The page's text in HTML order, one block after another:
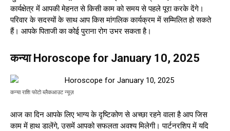
कार्यक्षेत्र में आपकी मेहनत से किसी काम को समय से पहले पूरा करके देंगे।
परिवार के सदस्यों के साथ आप किस मांगलिक कार्यक्रम में सम्मिलित हो सकते
हैं। आपके पिताजी का कोई पुराना रोग उभर सकता है।
कन्या Horoscope for January 10, 2025
कन्या राशि फोटो ब्लैकआउट न्यूज़
आज का दिन आपके लिए भाग्य के दृष्टिकोण से अच्छा रहने वाला है आप जिस
काम में हाथ डालेंगे, उसमें आपको सफलता अवश्य मिलेगी। पार्टनरशिप में यदि